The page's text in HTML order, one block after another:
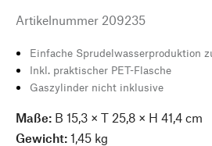
Artikelnummer 209235
Einfache Sprudelwasserproduktion
Inkl. praktischer PET-Flasche
Gaszylinder nicht inklusive
Maße: B 15,3 × T 25,8 × H 41,4 cm
Gewicht: 1,45 kg